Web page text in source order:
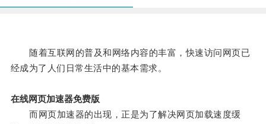
随着互联网的普及和网络内容的丰富，快速访问网页已
经成为了人们日常生活中的基本需求。
在线网页加速器免费版
而网页加速器的出现，正是为了解决网页加载速度缓